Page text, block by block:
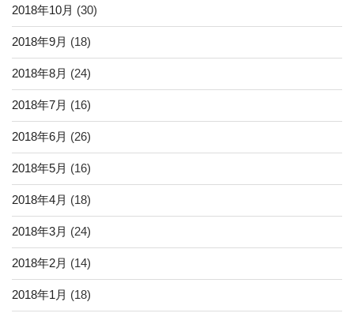
2018年10月 (30)
2018年9月 (18)
2018年8月 (24)
2018年7月 (16)
2018年6月 (26)
2018年5月 (16)
2018年4月 (18)
2018年3月 (24)
2018年2月 (14)
2018年1月 (18)